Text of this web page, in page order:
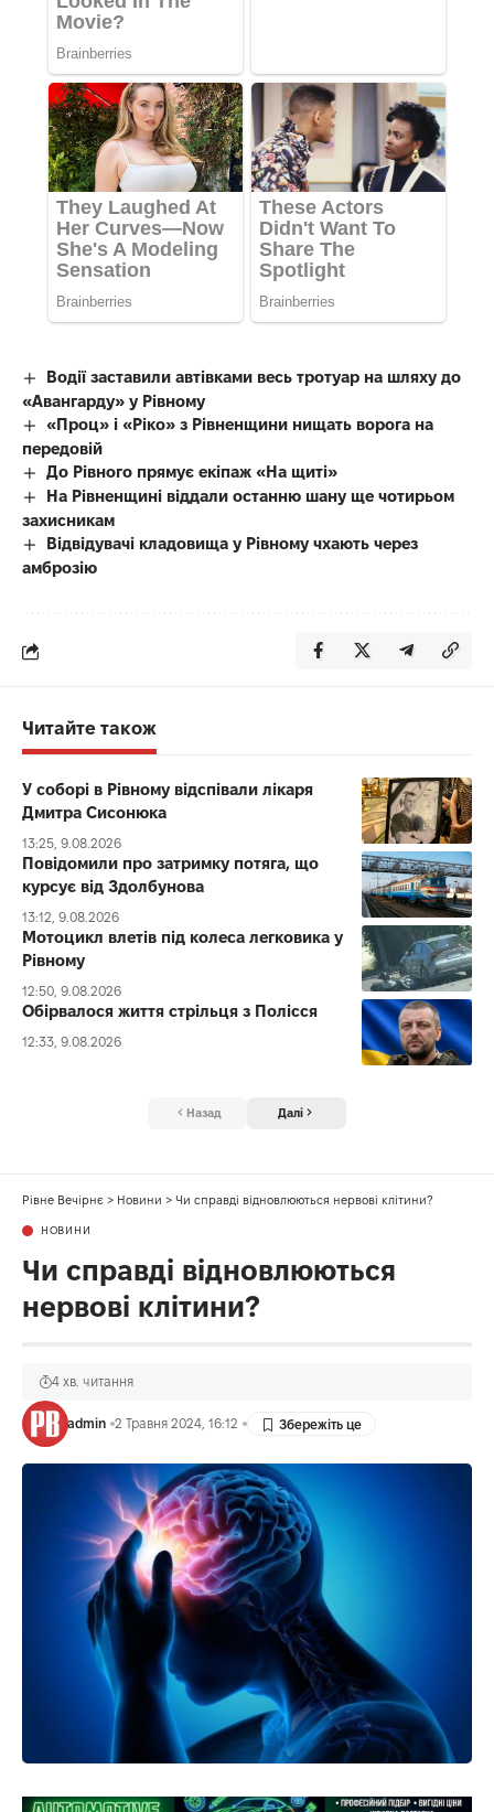
Водії заставили автівками весь тротуар на шляху до
«Авангарду» у Рівному
«Проц» і «Ріко» з Рівненщини нищать ворога на
передовій
До Рівного прямує екіпаж «На щиті»
На Рівненщині віддали останню шану ще чотирьом
захисникам
Відвідувачі кладовища у Рівному чхають через
амброзію
Читайте також
У соборі в Рівному відспівали лікаря
Дмитра Сисонюка
13:25, 9.08.2026
Повідомили про затримку потяга, що
курсує від Здолбунова
13:12, 9.08.2026
Мотоцикл влетів під колеса легковика у
Рівному
12:50, 9.08.2026
Обірвалося життя стрільця з Полісся
12:33, 9.08.2026
Назад Далі
Рівне Вечірнє > Новини > Чи справді відновлюються нервові клітини?
НОВИНИ
Чи справді відновлюються
нервові клітини?
admin 2 Травня 2024, 16:12
4 хв. читання